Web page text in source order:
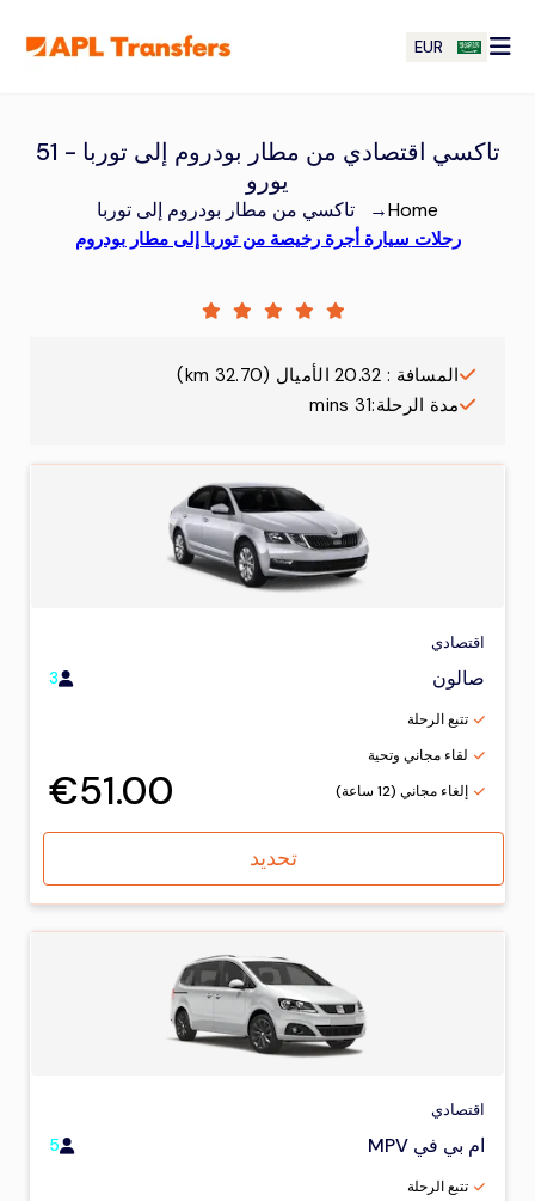
EUR
تاكسي اقتصادي من مطار بودروم إلى توربا - 51
يورو
Home
→ تاكسي من مطار بودروم إلى توربا
رحلات سيارة أجرة رخيصة من توربا إلى مطار بودروم
المسافة :
20.32 الأميال (
32.70
مدة الرحلة:
31 mins
اقتصادي
صالون 3
تتبع الرحلة
لقاء مجاني وتحية
إلغاء مجاني (12 ساعة)
€51.00
تحديد
اقتصادي
ام بي في MPV 5
تتبع الرحلة